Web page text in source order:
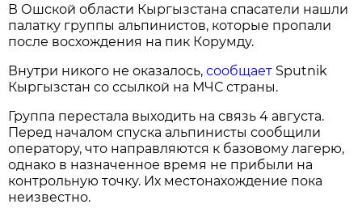
В Ошской области Кыргызстана спасатели нашли
палатку группы альпинистов, которые пропали
после восхождения на пик Корумду.
Внутри никого не оказалось,сообщает Sputnik
Кыргызстан со ссылкой на МЧС страны.
Группа перестала выходить на связь 4 августа.
Перед началом спуска альпинисты сообщили
оператору, что направляются к базовому лагерю,
однако в назначенное время не прибыли на
контрольную точку. Их местонахождение пока
неизвестно.